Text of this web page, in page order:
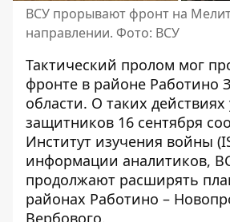
ВСУ прорывают фронт на
направлении. Фото: ВСУ
Тактический пролом мог
фронте в районе Работино
области. О таких
защитников 16 сентября
Институт изучения войны
информации аналитиков,
продолжают расширять
районах Работино –
Вербового.